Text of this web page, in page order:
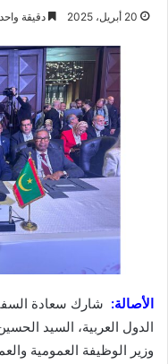
20 أبريل، 2025 دقيقة
الأصالة: شارك سعادة
الدول العربية، السيد